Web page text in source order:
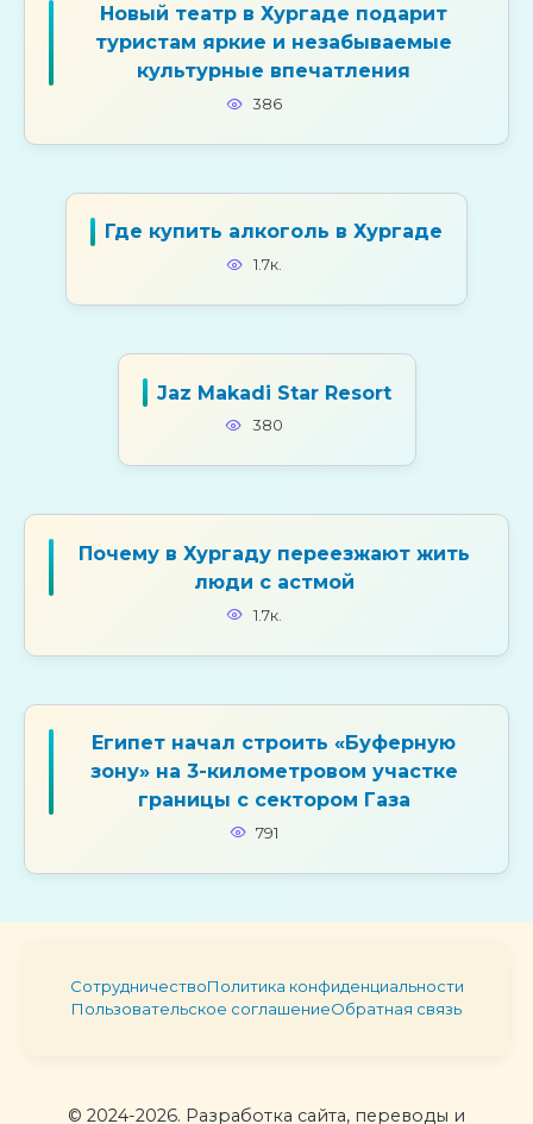
Новый театр в Хургаде подарит
туристам яркие и незабываемые
культурные впечатления
386
Где купить алкоголь в Хургаде
1.7к.
Jaz Makadi Star Resort
380
Почему в Хургаду переезжают жить
люди с астмой
1.7к.
Египет начал строить «Буферную
зону» на 3-километровом участке
границы с сектором Газа
791
СотрудничествоПолитика конфиденциальности
Пользовательское соглашениеОбратная связь
© 2024-2026. Разработка сайта, переводы и